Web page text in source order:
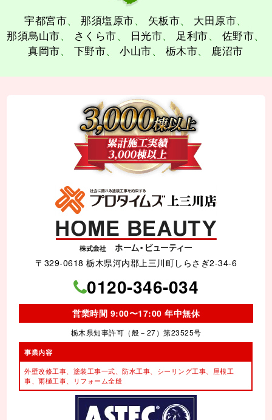
宇都宮市 那須塩原市 矢板市
大田原市
那須烏山市
さくら市 日光市 足利市
佐野市
真岡市
下野市 小山市 栃木市 鹿沼市
〒329-0618 栃木県河内郡上三川町しらさぎ2-34-6
0120-346-034
営業時間 9:00〜17:00 年中無休
栃木県知事許可（般－27）第23525号
事業内容
外壁改修工事、塗装工事⼀式、防水工事、シーリング工事、 屋根工
事、雨樋工事、
リフォーム全般